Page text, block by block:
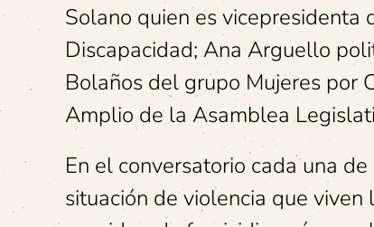
Solano quien es vicepresidenta
Discapacidad; Ana Arguello
Bolaños del grupo Mujeres por
Amplio de la Asamblea
En el conversatorio cada una
situación de violencia que